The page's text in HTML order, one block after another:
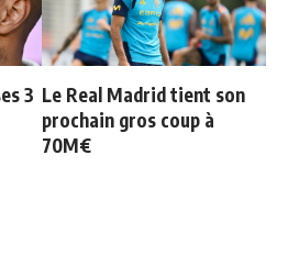
3 Le Real Madrid tient son
prochain gros coup à
70M€